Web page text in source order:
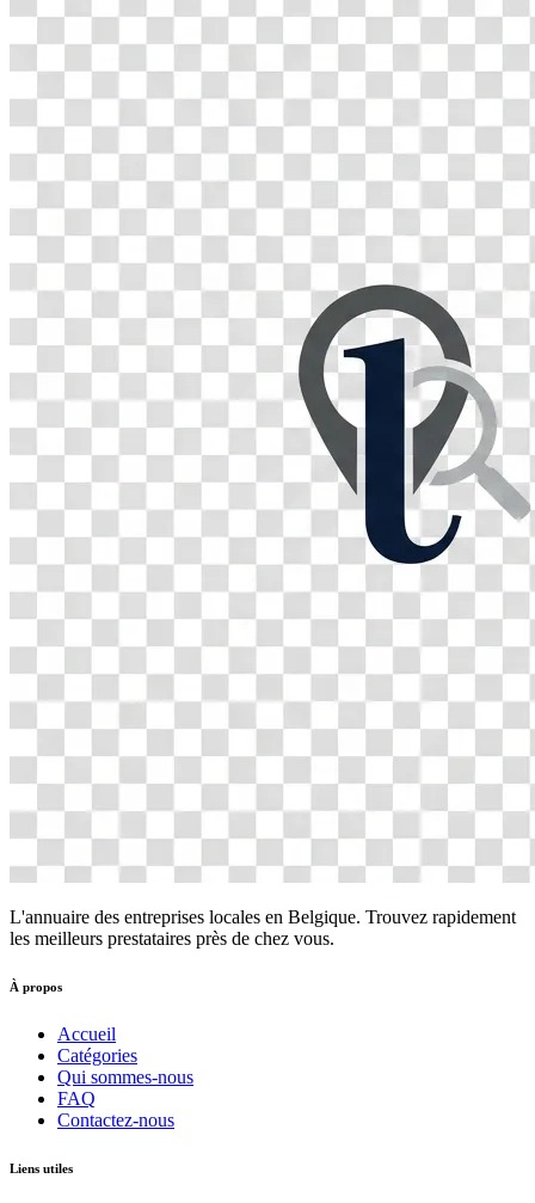
L'annuaire des entreprises locales en Belgique. Trouvez rapidement
les meilleurs prestataires près de chez vous.
À propos
Accueil
Catégories
Qui sommes-nous
FAQ
Contactez-nous
Liens utiles